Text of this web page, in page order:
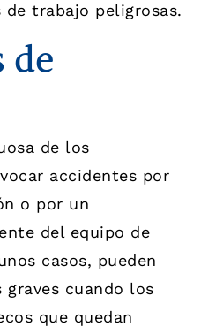
trabajo peligrosas.
de los
accidentes por
o por un
del equipo de
casos, pueden
cuando los
que quedan